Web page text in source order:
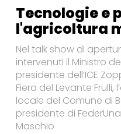
Tecnologie e
l'agricoltura
Nel talk show di
intervenuti il Ministro
presidente dell’ICE
Fiera del Levante Frulli,
locale del Comune di
presidente di
Maschio